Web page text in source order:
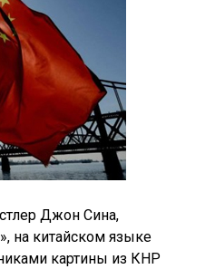
Джон Сина,
на китайском языке
картины из КНР